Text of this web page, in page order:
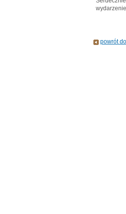
powrót